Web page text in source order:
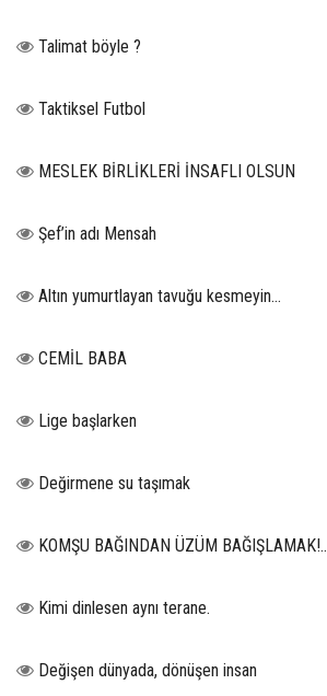
Talimat böyle ?
Taktiksel Futbol
MESLEK BİRLİKLERİ İNSAFLI OLSUN
Şef’in adı Mensah
Altın yumurtlayan tavuğu kesmeyin…
CEMİL BABA
Lige başlarken
Değirmene su taşımak
KOMŞU BAĞINDAN ÜZÜM BAĞIŞLAMAK!..
Kimi dinlesen aynı terane.
Değişen dünyada, dönüşen insan